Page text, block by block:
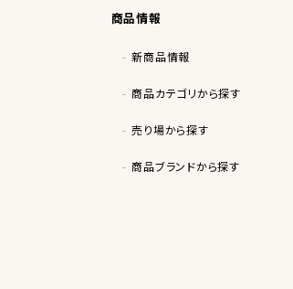
商品情報
新商品情報
商品カテゴリから探す
売り場から探す
商品ブランドから探す